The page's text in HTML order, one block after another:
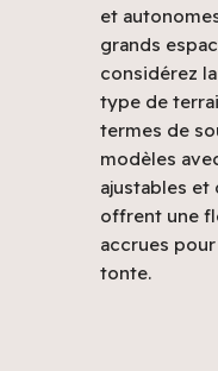
et
grands
considérez
type de
termes de
modèles
ajustables et
offrent une
accrues
tonte.